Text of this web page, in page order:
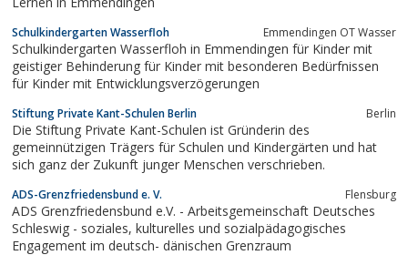
Schulkindergarten Wasserfloh Emmendingen OT Wasser
Schulkindergarten Wasserfloh in Emmendingen für Kinder mit
geistiger Behinderung für Kinder mit besonderen Bedürfnissen
für Kinder mit Entwicklungsverzögerungen
Stiftung Private Kant-Schulen Berlin Berlin
Die Stiftung Private Kant-Schulen ist Gründerin des
gemeinnützigen Trägers für Schulen und Kindergärten und hat
sich ganz der Zukunft junger Menschen verschrieben.
ADS-Grenzfriedensbund e. V. Flensburg
ADS Grenzfriedensbund e.V. - Arbeitsgemeinschaft Deutsches
Schleswig - soziales, kulturelles und sozialpädagogisches
Engagement im deutsch- dänischen Grenzraum